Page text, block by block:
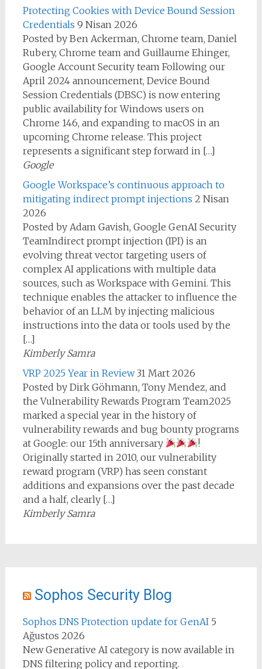
Protecting Cookies with Device Bound Session
Credentials 9 Nisan 2026
Posted by Ben Ackerman, Chrome team, Daniel
Rubery, Chrome team and Guillaume Ehinger,
Google Account Security team Following our
April 2024 announcement, Device Bound
Session Credentials (DBSC) is now entering
public availability for Windows users on
Chrome 146, and expanding to macOS in an
upcoming Chrome release. This project
represents a significant step forward in […]
Google
Google Workspace’s continuous approach to
mitigating indirect prompt injections 2 Nisan
2026
Posted by Adam Gavish, Google GenAI Security
TeamIndirect prompt injection (IPI) is an
evolving threat vector targeting users of
complex AI applications with multiple data
sources, such as Workspace with Gemini. This
technique enables the attacker to influence the
behavior of an LLM by injecting malicious
instructions into the data or tools used by the
[…]
Kimberly Samra
VRP 2025 Year in Review 31 Mart 2026
Posted by Dirk Göhmann, Tony Mendez, and
the Vulnerability Rewards Program Team2025
marked a special year in the history of
vulnerability rewards and bug bounty programs
at Google: our 15th anniversary
!
Originally started in 2010, our vulnerability
reward program (VRP) has seen constant
additions and expansions over the past decade
and a half, clearly […]
Kimberly Samra
Sophos Security Blog
Sophos DNS Protection update for GenAI 5
Ağustos 2026
New Generative AI category is now available in
DNS filtering policy and reporting.